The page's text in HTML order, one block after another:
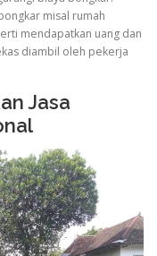
misal rumah
mendapatkan uang dan
diambil oleh pekerja
Jasa